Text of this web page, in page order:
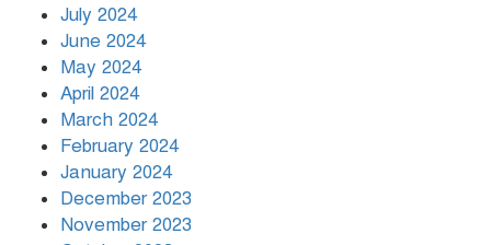
July 2024
June 2024
May 2024
April 2024
March 2024
February 2024
January 2024
December 2023
November 2023